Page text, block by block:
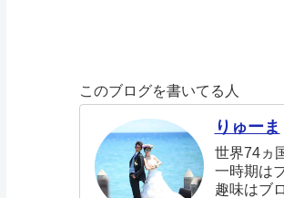
このブログを書いてる人
りゅーま
世界74ヵ
一時期は
趣味はブ